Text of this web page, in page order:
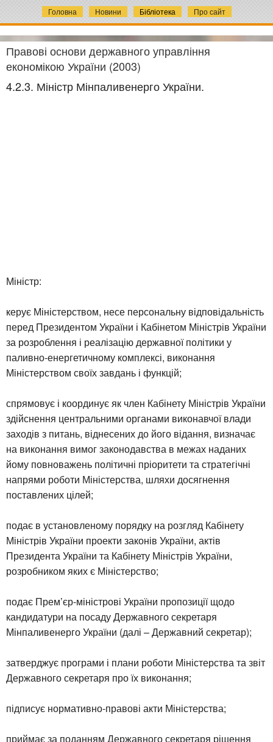
Головна Новини Бібліотека Про сайт
Правові основи державного управління
економікою України (2003)
4.2.3. Міністр Мінпаливенерго України.
Міністр:
керує Міністерством, несе персональну відповідальність
перед Президентом України і Кабінетом Міністрів України
за розроблення і реалізацію державної політики у
паливно-енергетичному комплексі, виконання
Міністерством своїх завдань і функцій;
спрямовує і координує як член Кабінету Міністрів України
здійснення центральними органами виконавчої влади
заходів з питань, віднесених до його відання, визначає
на виконання вимог законодавства в межах наданих
йому повноважень політичні пріоритети та стратегічні
напрями роботи Міністерства, шляхи досягнення
поставлених цілей;
подає в установленому порядку на розгляд Кабінету
Міністрів України проекти законів України, актів
Президента України та Кабінету Міністрів України,
розробником яких є Міністерство;
подає Прем’єр-міністрові України пропозиції щодо
кандидатури на посаду Державного секретаря
Мінпаливенерго України (далі – Державний секретар);
затверджує програми і плани роботи Міністерства та звіт
Державного секретаря про їх виконання;
підписує нормативно-правові акти Міністерства;
приймає за поданням Державного секретаря рішення